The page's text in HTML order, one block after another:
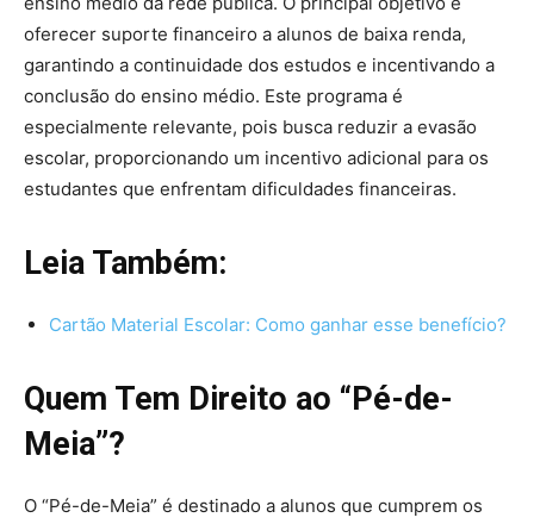
oferecer suporte financeiro a alunos de baixa renda,
garantindo a continuidade dos estudos e incentivando a
conclusão do ensino médio. Este programa é
especialmente relevante, pois busca reduzir a evasão
escolar, proporcionando um incentivo adicional para os
estudantes que enfrentam dificuldades financeiras.
Leia Também:
Cartão Material Escolar: Como ganhar esse benefício?
Quem Tem Direito ao “Pé-de-
Meia”?
O “Pé-de-Meia” é destinado a alunos que cumprem os